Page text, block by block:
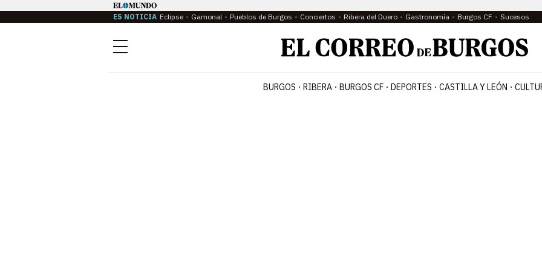
ES NOTICIA Eclipse Gamonal Pueblos de Burgos Conciertos Ribera del Duero Gastronomía Burgos CF Sucesos
Menú
BURGOS RIBERA BURGOS CF DEPORTES CASTILLA Y LEÓN